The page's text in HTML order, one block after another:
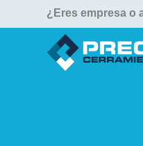
¿Eres empresa o